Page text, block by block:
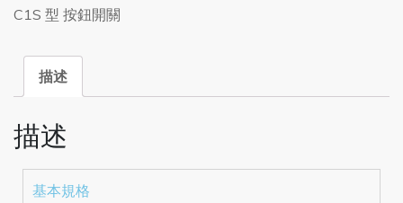
C1S 型 按鈕開關
描述
描述
基本規格